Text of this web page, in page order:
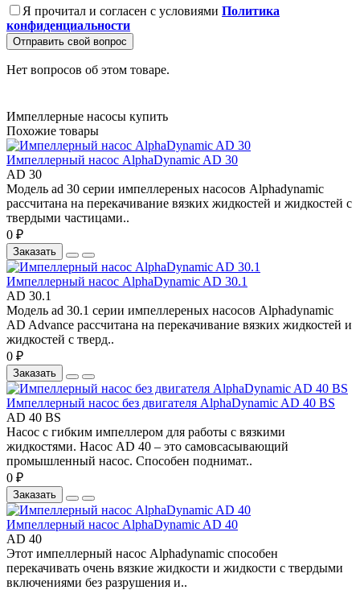
Я прочитал и согласен с условиями Политика
конфиденциальности
Отправить свой вопрос
Нет вопросов об этом товаре.
Импеллерные насосы купить
Похожие товары
Импеллерный насос AlphaDynamic AD 30
AD 30
Модель ad 30 серии импеллереных насосов Alphadynamic
рассчитана на перекачивание вязких жидкостей и жидкостей с
твердыми частицами..
0 ₽
Заказать
Импеллерный насос AlphaDynamic AD 30.1
AD 30.1
Модель ad 30.1 серии импеллереных насосов Alphadynamic
AD Advance рассчитана на перекачивание вязких жидкостей и
жидкостей с тверд..
0 ₽
Заказать
Импеллерный насос без двигателя AlphaDynamic AD 40 BS
AD 40 BS
Насос с гибким импеллером для работы с вязкими
жидкостями. Насос AD 40 – это самовсасывающий
промышленный насос. Способен поднимат..
0 ₽
Заказать
Импеллерный насос AlphaDynamic AD 40
AD 40
Этот импеллерный насос Alphadynamic способен
перекачивать очень вязкие жидкости и жидкости с твердыми
включениями без разрушения и..